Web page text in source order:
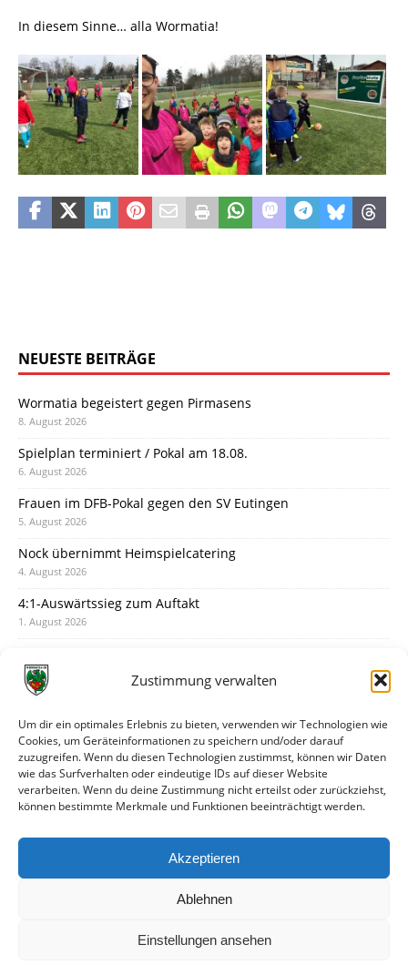
Zustimmung verwalten
Um dir ein optimales Erlebnis zu bieten, verwenden wir Technologien wie
Cookies, um Geräteinformationen zu speichern und/oder darauf
zuzugreifen. Wenn du diesen Technologien zustimmst, können wir Daten
wie das Surfverhalten oder eindeutige IDs auf dieser Website
verarbeiten. Wenn du deine Zustimmung nicht erteilst oder zurückziehst,
können bestimmte Merkmale und Funktionen beeinträchtigt werden.
Akzeptieren
Ablehnen
Einstellungen ansehen
In diesem Sinne… alla Wormatia!
NEUESTE BEITRÄGE
Wormatia begeistert gegen Pirmasens
8. August 2026
Spielplan terminiert / Pokal am 18.08.
6. August 2026
Frauen im DFB-Pokal gegen den SV Eutingen
5. August 2026
Nock übernimmt Heimspielcatering
4. August 2026
4:1-Auswärtssieg zum Auftakt
1. August 2026
31. Juli 2026
30. Juli 2026
Deine Spielminute: 89+1
28. Juli 2026
Neuer Rückensponsor
Neue Podcast-Folge: So tickt Björn!
27. Juli 2026